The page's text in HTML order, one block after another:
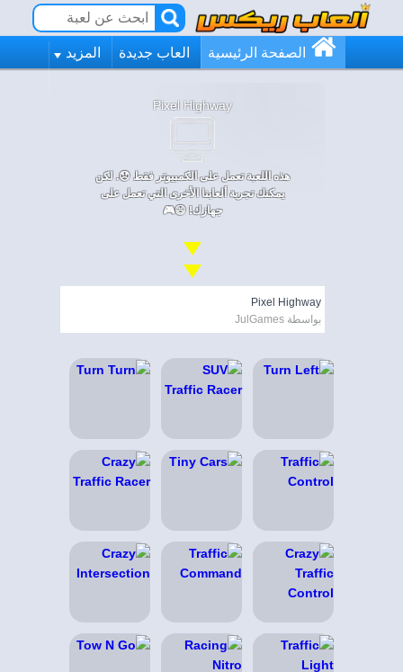
الصفحة الرئيسية العاب جديدة المزيد
Pixel Highway
هذه اللعبة تعمل على الكمبيوتر فقط 😞. لكن
يمكنك تجربة ألعابنا الأخرى التي تعمل على
جهازك! 😄🎮
Pixel Highway
بواسطة JulGames